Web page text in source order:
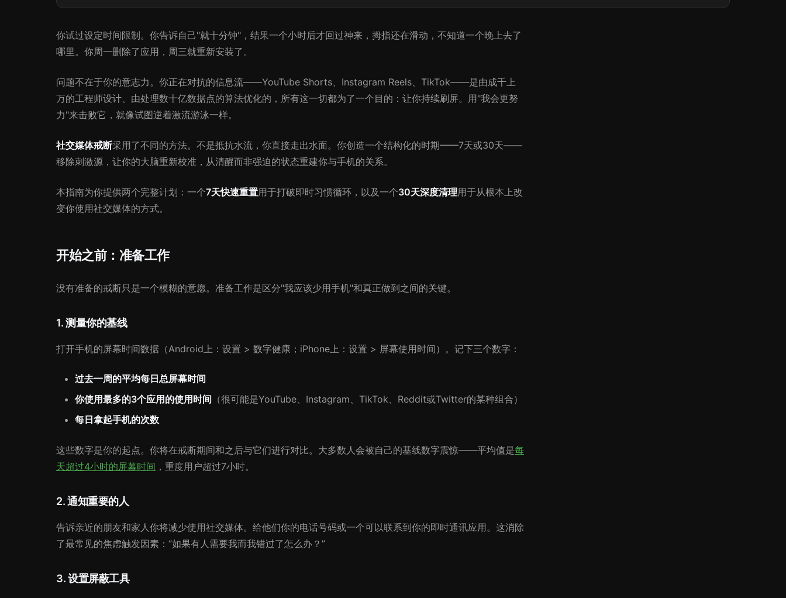
你试过设定时间限制。你告诉自己"就十分钟"，结果一个小时后才回过神来，拇指还在滑动，不知道一个晚上去了
哪里。你周一删除了应用，周三就重新安装了。
问题不在于你的意志力。你正在对抗的信息流——YouTube Shorts、Instagram Reels、TikTok——是由成千上
万的工程师设计、由处理数十亿数据点的算法优化的，所有这一切都为了一个目的：让你持续刷屏。用"我会更努
力"来击败它，就像试图逆着激流游泳一样。
社交媒体戒断采用了不同的方法。不是抵抗水流，你直接走出水面。你创造一个结构化的时期——7天或30天——
移除刺激源，让你的大脑重新校准，从清醒而非强迫的状态重建你与手机的关系。
本指南为你提供两个完整计划：一个7天快速重置用于打破即时习惯循环，以及一个30天深度清理用于从根本上改
变你使用社交媒体的方式。
开始之前：准备工作
没有准备的戒断只是一个模糊的意愿。准备工作是区分"我应该少用手机"和真正做到之间的关键。
1. 测量你的基线
打开手机的屏幕时间数据（Android上：设置 > 数字健康；iPhone上：设置 > 屏幕使用时间）。记下三个数字：
过去一周的平均每日总屏幕时间
你使用最多的3个应用的使用时间 （很可能是YouTube、Instagram、TikTok、Reddit或Twitter的某种组合）
每日拿起手机的次数
这些数字是你的起点。你将在戒断期间和之后与它们进行对比。大多数人会被自己的基线数字震惊——平均值是每
天超过4小时的屏幕时间 ，重度用户超过7小时。
2. 通知重要的人
告诉亲近的朋友和家人你将减少使用社交媒体。给他们你的电话号码或一个可以联系到你的即时通讯应用。这消除
了最常见的焦虑触发因素：“如果有人需要我而我错过了怎么办？”
3. 设置屏蔽工具